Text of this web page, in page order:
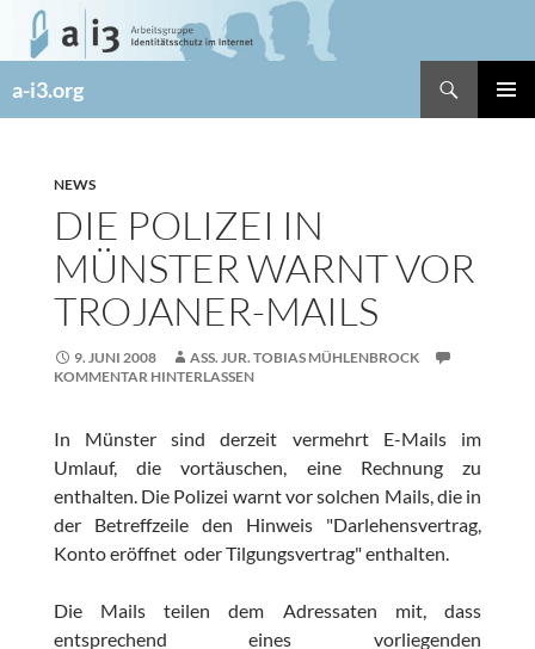
Zum
Inhalt
a-i3.org
NEWS
DIE POLIZEI IN
MÜNSTER WARNT VOR
TROJANER-MAILS
9. JUNI 2008
ASS. JUR. TOBIAS MÜHLENBROCK
KOMMENTAR HINTERLASSEN
In Münster sind derzeit vermehrt E-Mails im
Umlauf, die vortäuschen, eine Rechnung zu
enthalten. Die Polizei warnt vor solchen Mails, die in
der Betreffzeile den Hinweis "Darlehensvertrag,
Konto eröffnet oder Tilgungsvertrag" enthalten.
Die Mails teilen dem Adressaten mit, dass
entsprechend eines vorliegenden